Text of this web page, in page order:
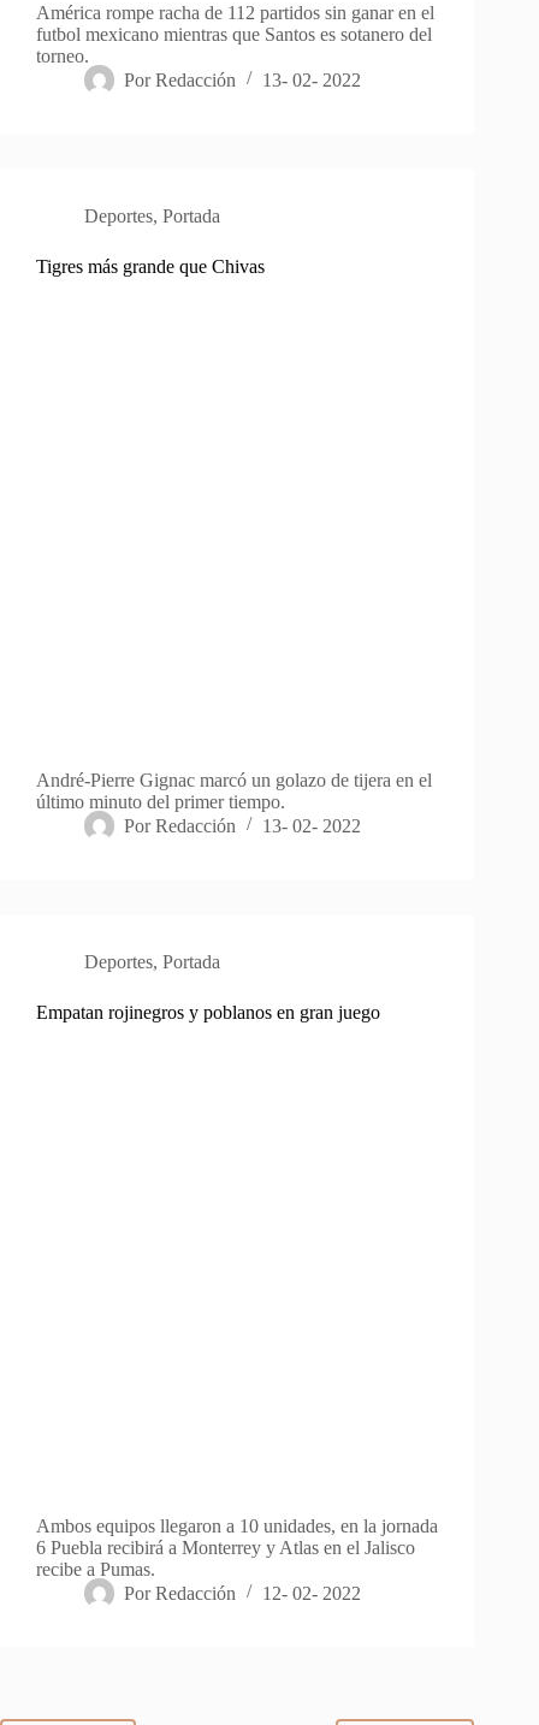
América rompe racha de 112 partidos sin ganar en el
futbol mexicano mientras que Santos es sotanero del
torneo.
Por Redacción 13- 02- 2022
Deportes, Portada
Tigres más grande que Chivas
André-Pierre Gignac marcó un golazo de tijera en el
último minuto del primer tiempo.
Por Redacción 13- 02- 2022
Deportes, Portada
Empatan rojinegros y poblanos en gran juego
Ambos equipos llegaron a 10 unidades, en la jornada
6 Puebla recibirá a Monterrey y Atlas en el Jalisco
recibe a Pumas.
Por Redacción 12- 02- 2022